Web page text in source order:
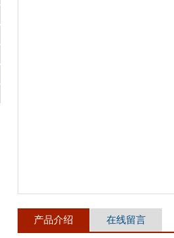
产品介绍 在线留言